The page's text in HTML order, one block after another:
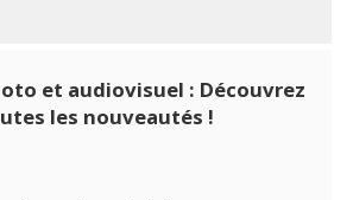
et audiovisuel : Découvrez
les nouveautés !